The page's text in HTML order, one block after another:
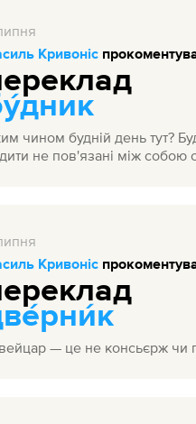
Кривоніс
чином будній день тут?
не пов'язані між собою
Кривоніс
— це не консьєрж чи